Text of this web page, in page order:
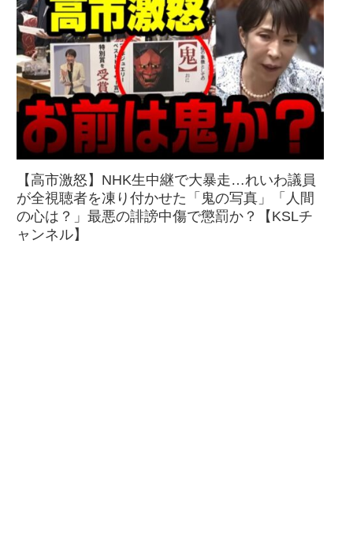
【高市激怒】NHK生中継で大暴走…れいわ議員
が全視聴者を凍り付かせた「鬼の写真」「人間
の心は？」最悪の誹謗中傷で懲罰か？【KSLチ
ャンネル】